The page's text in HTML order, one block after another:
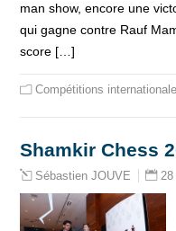
man show, encore une
qui gagne contre Rauf
score […]
Compétitions
Shamkir Chess
Sébastien JOUVE